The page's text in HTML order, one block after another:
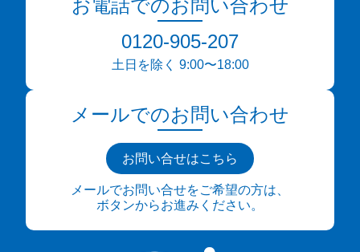
お電話でのお問い合わせ
0120-905-207
土日を除く 9:00〜18:00
メールでのお問い合わせ
お問い合せはこちら
メールでお問い合せをご希望の方は、
ボタンからお進みください。